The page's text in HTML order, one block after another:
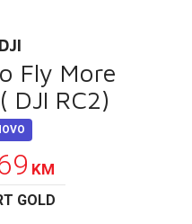
DJI
Fly More
DJI RC2)
KM
GOLD